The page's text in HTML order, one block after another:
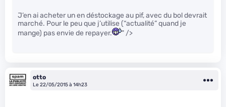
J’en ai acheter un en déstockage au pif, avec du bol devrait
marché. Pour le peu que j’utilise (“actualité” quand je
mange) pas envie de repayer.
" />
otto
Le 22/05/2015 à 14h23